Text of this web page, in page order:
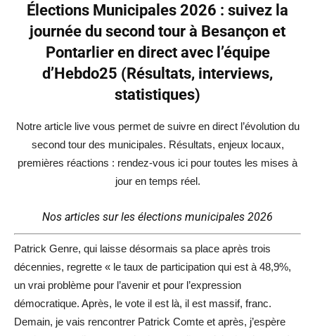
Élections Municipales 2026 : suivez la
journée du second tour à Besançon et
Pontarlier en direct avec l’équipe
d’Hebdo25 (Résultats, interviews,
statistiques)
Notre article live vous permet de suivre en direct l’évolution du
second tour des municipales. Résultats, enjeux locaux,
premières réactions : rendez-vous ici pour toutes les mises à
jour en temps réel.
Nos articles sur les élections municipales 2026
Patrick Genre, qui laisse désormais sa place après trois
décennies, regrette « le taux de participation qui est à 48,9%,
un vrai problème pour l’avenir et pour l’expression
démocratique. Après, le vote il est là, il est massif, franc.
Demain, je vais rencontrer Patrick Comte et après, j’espère